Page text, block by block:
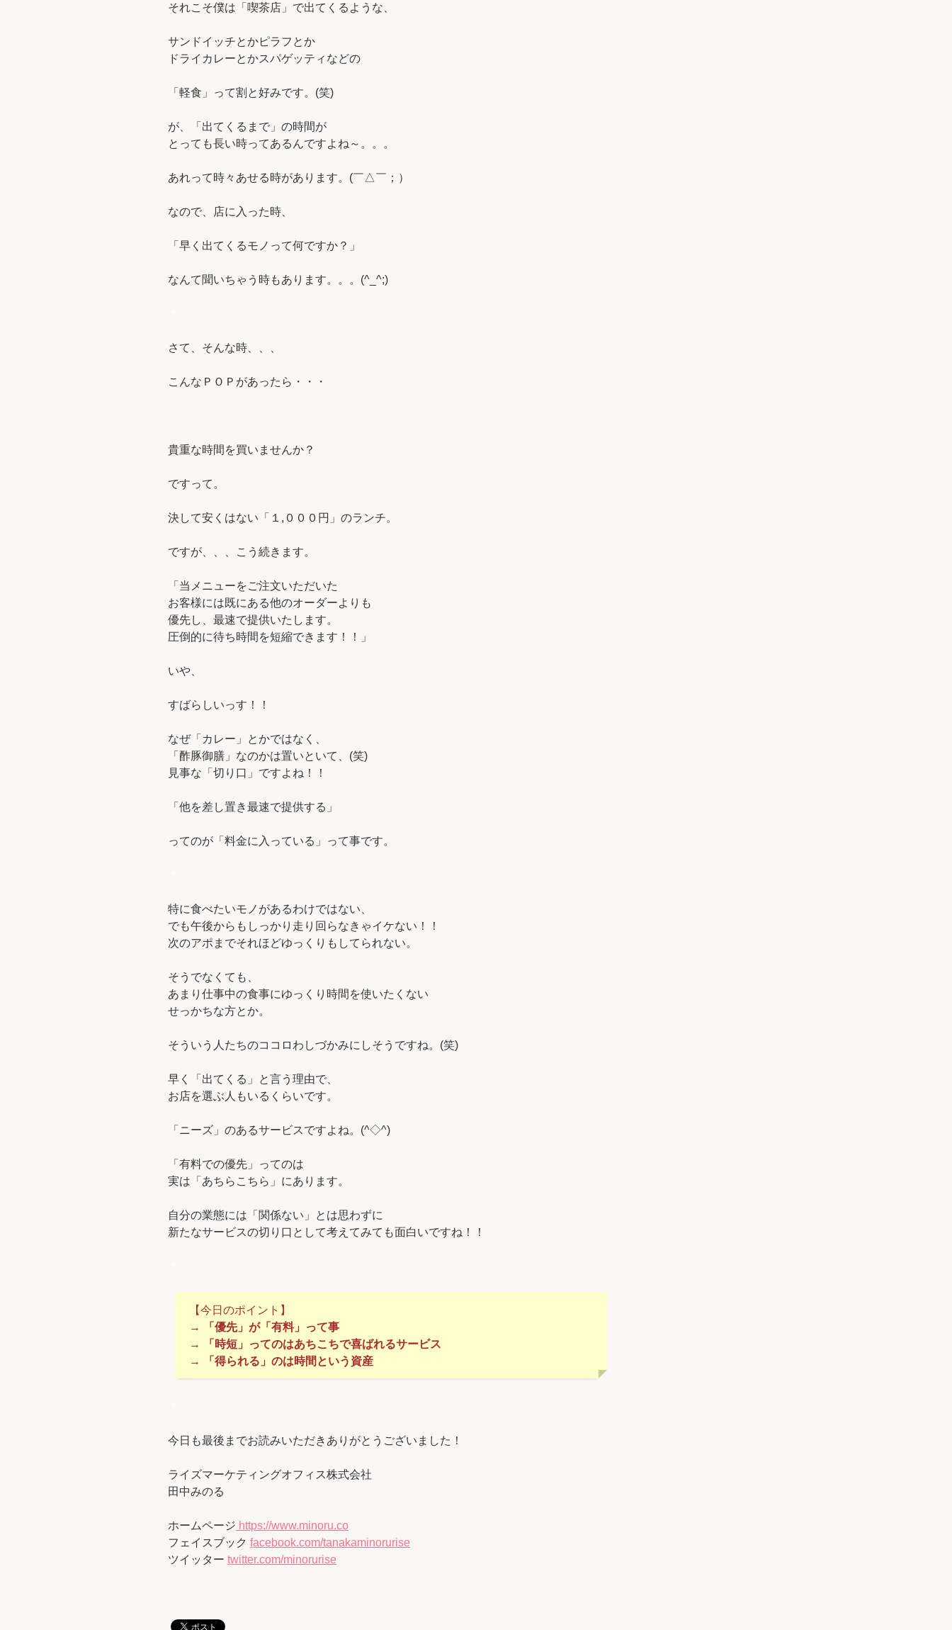
それこそ僕は「喫茶店」で出てくるような、
サンドイッチとかピラフとか
ドライカレーとかスパゲッティなどの
「軽食」って割と好みです。(笑)
が、「出てくるまで」の時間が
とっても長い時ってあるんですよね～。。。
あれって時々あせる時があります。(￣△￣；）
なので、店に入った時、
「早く出てくるモノって何ですか？」
なんて聞いちゃう時もあります。。。(^_^;)
さて、そんな時、、、
こんなＰＯＰがあったら・・・
貴重な時間を買いませんか？
ですって。
決して安くはない「１,０００円」のランチ。
ですが、、、こう続きます。
「当メニューをご注文いただいた
お客様には既にある他のオーダーよりも
優先し、最速で提供いたします。
圧倒的に待ち時間を短縮できます！！」
いや、
すばらしいっす！！
なぜ「カレー」とかではなく、
「酢豚御膳」なのかは置いといて、(笑)
見事な「切り口」ですよね！！
「他を差し置き最速で提供する」
ってのが「料金に入っている」って事です。
特に食べたいモノがあるわけではない、
でも午後からもしっかり走り回らなきゃイケない！！
次のアポまでそれほどゆっくりもしてられない。
そうでなくても、
あまり仕事中の食事にゆっくり時間を使いたくない
せっかちな方とか。
そういう人たちのココロわしづかみにしそうですね。(笑)
早く「出てくる」と言う理由で、
お店を選ぶ人もいるくらいです。
「ニーズ」のあるサービスですよね。(^◇^)
「有料での優先」ってのは
実は「あちらこちら」にあります。
自分の業態には「関係ない」とは思わずに
新たなサービスの切り口として考えてみても面白いですね！！
【今日のポイント】
→ 「優先」が「有料」って事
→ 「時短」ってのはあちこちで喜ばれるサービス
→ 「得られる」のは時間という資産
今日も最後までお読みいただきありがとうございました！
ライズマーケティングオフィス株式会社
田中みのる
ホームページ https://www.minoru.co
フェイスブック facebook.com/tanakaminorurise
ツイッター twitter.com/minorurise